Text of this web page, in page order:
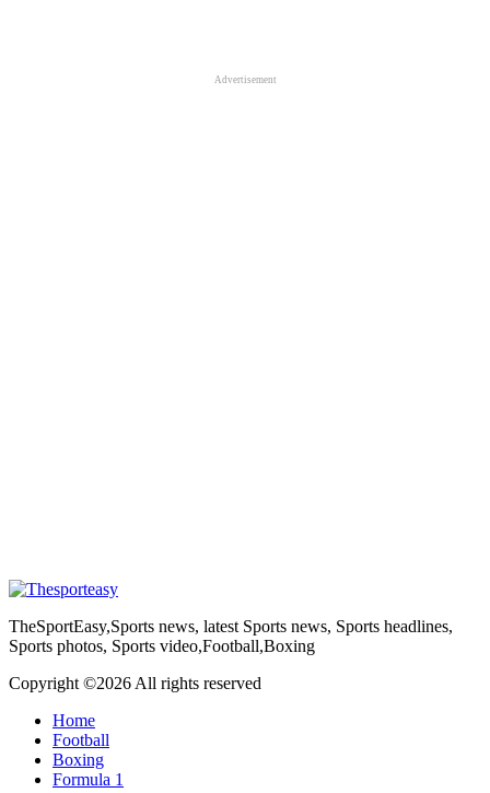
Advertisement
TheSportEasy,Sports news, latest Sports news, Sports headlines,
Sports photos, Sports video,Football,Boxing
Copyright ©2026 All rights reserved
Home
Football
Boxing
Formula 1